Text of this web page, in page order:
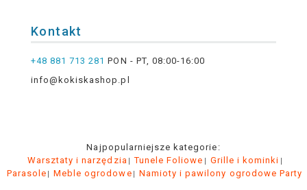
Kontakt
+48 881 713 281 PON - PT, 08:00-16:00
info@kokiskashop.pl
Najpopularniejsze kategorie:
Warsztaty i narzędzia
Tunele Foliowe
Grille i kominki
Parasole
Meble ogrodowe Namioty i pawilony ogrodowe Party